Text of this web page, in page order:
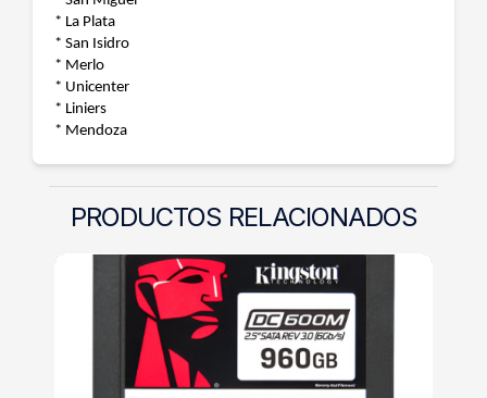
* La Plata
* San Isidro
* Merlo
* Unicenter
* Liniers
* Mendoza
PRODUCTOS RELACIONADOS